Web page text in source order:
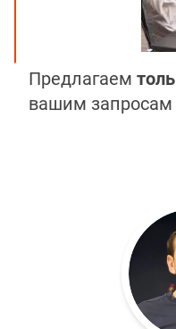
Предлагаем
вашим запросам